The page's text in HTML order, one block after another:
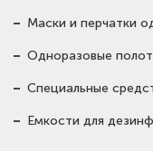
Маски и перчатки
Одноразовые
Специальные
Емкости для